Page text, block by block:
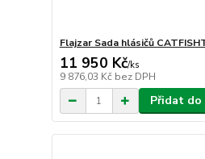
Flajzar Sada hlásičů
11 950 Kč/ks
9 876,03 Kč bez DPH
Přidat do